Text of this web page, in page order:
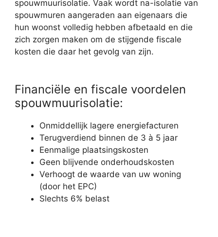
spouwmuurisolatie. Vaak wordt na-isolatie van
spouwmuren aangeraden aan eigenaars die
hun woonst volledig hebben afbetaald en die
zich zorgen maken om de stijgende fiscale
kosten die daar het gevolg van zijn.
Financiële en fiscale voordelen
spouwmuurisolatie:
Onmiddellijk lagere energiefacturen
Terugverdiend binnen de 3 à 5 jaar
Eenmalige plaatsingskosten
Geen blijvende onderhoudskosten
Verhoogt de waarde van uw woning
(door het EPC)
Slechts 6% belast